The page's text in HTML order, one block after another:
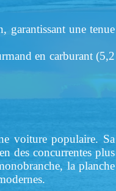
garantissant une tenue
en carburant (5,2
voiture populaire. Sa
des concurrentes plus
la planche